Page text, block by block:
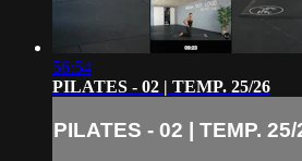
56:54
PILATES - 02 | TEMP. 25/26
PILATES - 02 | TEMP. 25/